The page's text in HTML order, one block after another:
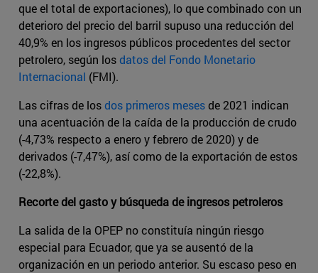
que el total de exportaciones), lo que combinado con un
deterioro del precio del barril supuso una reducción del
40,9% en los ingresos públicos procedentes del sector
petrolero, según losdatos del Fondo Monetario
Internacional (FMI).
Las cifras de losdos primeros mesesde 2021 indican
una acentuación de la caída de la producción de crudo
(-4,73% respecto a enero y febrero de 2020) y de
derivados (-7,47%), así como de la exportación de estos
(-22,8%).
Recorte del gasto y búsqueda de ingresos petroleros
La salida de la OPEP no constituía ningún riesgo
especial para Ecuador, que ya se ausentó de la
organización en un periodo anterior. Su escaso peso en